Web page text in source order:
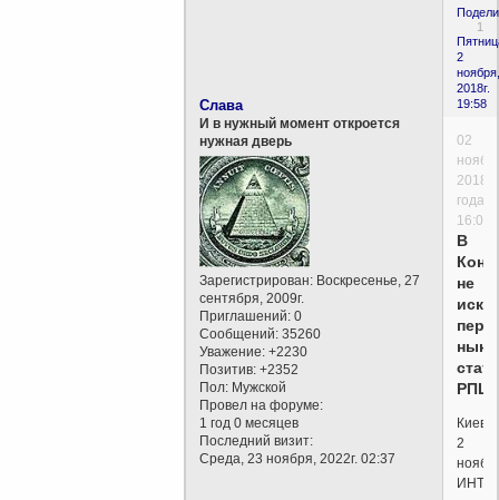
1
2
ноября,
2018г.
19:58
Слава
И в нужный момент откроется
нужная дверь
Зарегистрирован: Воскресенье, 27
сентября, 2009г.
Приглашений: 0
Сообщений: 35260
Уважение: +2230
Позитив: +2352
Пол: Мужской
Провел на форуме:
1 год 0 месяцев
Последний визит:
Среда, 23 ноября, 2022г. 02:37
02
2018
года,
16:00
В
не
РПЦ
Киев.
2